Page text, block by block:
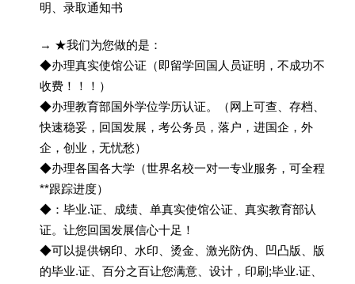
明、录取通知书
→ ★我们为您做的是：
◆办理真实使馆公证（即留学回国人员证明，不成功不
收费！！！）
◆办理教育部国外学位学历认证。（网上可查、存档、
快速稳妥，回国发展，考公务员，落户，进国企，外
企，创业，无忧愁）
◆办理各国各大学（世界名校一对一专业服务，可全程
**跟踪进度）
◆：毕业.证、成绩、单真实使馆公证、真实教育部认
证。让您回国发展信心十足！
◆可以提供钢印、水印、烫金、激光防伪、凹凸版、版
的毕业.证、百分之百让您满意、设计，印刷;毕业.证、